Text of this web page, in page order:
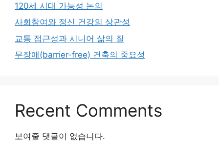
120세 시대 가능성 논의
사회참여와 정신 건강의 상관성
교통 접근성과 시니어 삶의 질
무장애(barrier-free) 건축의 중요성
Recent Comments
보여줄 댓글이 없습니다.